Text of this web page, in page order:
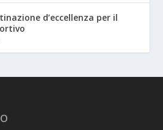
d’eccellenza per il